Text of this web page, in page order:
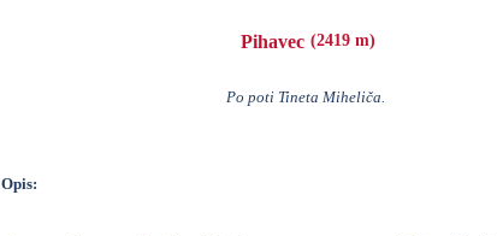
Pihavec (2419 m)
Po poti Tineta Miheliča.
Opis: